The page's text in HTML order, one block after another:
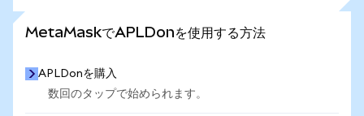
MetaMaskでAPLDonを使用する方法
APLDonを購入
数回のタップで始められます。